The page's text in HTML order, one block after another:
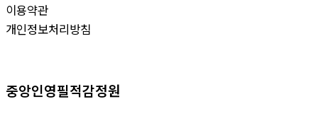
이용약관
개인정보처리방침
중앙인영필적감정원